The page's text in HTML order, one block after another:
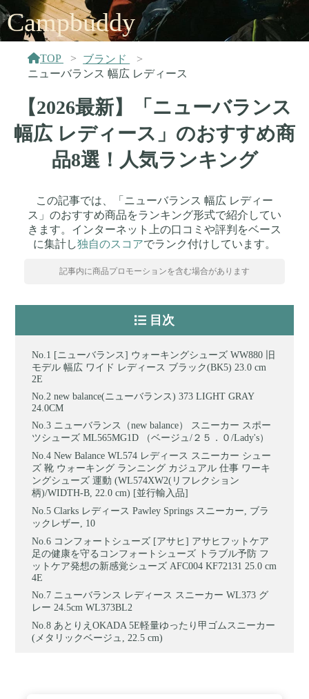
Campbuddy
TOP
ブランド
ニューバランス 幅広 レディース
【2026最新】「ニューバランス
幅広 レディース」のおすすめ商
品8選！人気ランキング
この記事では、「ニューバランス 幅広 レディー
ス」のおすすめ商品をランキング形式で紹介してい
きます。インターネット上の口コミや評判をベース
に集計し独自のスコアでランク付けしています。
記事内に商品プロモーションを含む場合があります
目次
[ニューバランス] ウォーキングシューズ WW880 旧
モデル 幅広 ワイド レディース ブラック(BK5) 23.0 cm
2E
new balance(ニューバランス) 373 LIGHT GRAY
24.0CM
ニューバランス（new balance） スニーカー スポー
ツシューズ ML565MG1D （ベージュ/２５．０/Lady's）
New Balance WL574 レディース スニーカー シュー
ズ 靴 ウォーキング ランニング カジュアル 仕事 ワーキ
ングシューズ 運動 (WL574XW2(リフレクション
柄)/WIDTH-B, 22.0 cm) [並行輸入品]
Clarks レディース Pawley Springs スニーカー, ブラ
ックレザー, 10
コンフォートシューズ [アサヒ] アサヒフットケア
足の健康を守るコンフォートシューズ トラブル予防 フ
ットケア発想の新感覚シューズ AFC004 KF72131 25.0 cm
4E
ニューバランス レディース スニーカー WL373 グ
レー 24.5cm WL373BL2
あとりえOKADA 5E軽量ゆったり甲ゴムスニーカー
(メタリックベージュ, 22.5 cm)